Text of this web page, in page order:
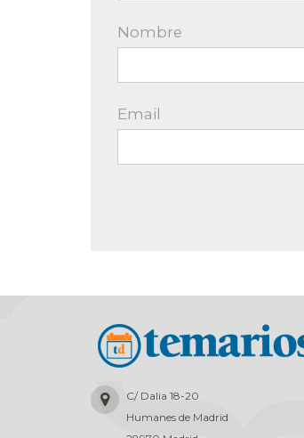
Nombre
Email
C/ Dalia 18-20
Humanes de Madrid